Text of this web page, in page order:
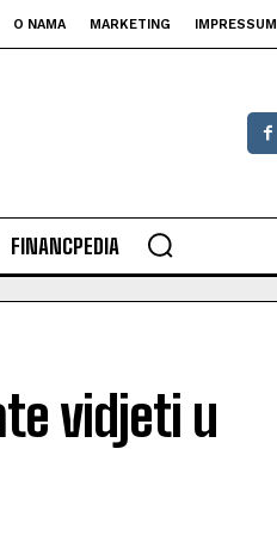
O NAMA MARKETING IMPRESSUM
FINANCPEDIA
vidjeti u